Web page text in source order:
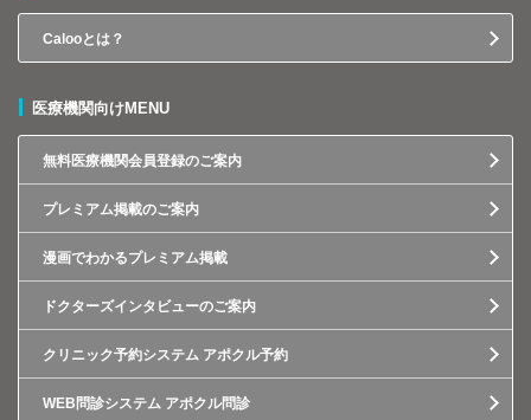
Calooとは？
医療機関向けMENU
無料医療機関会員登録のご案内
プレミアム掲載のご案内
漫画でわかるプレミアム掲載
ドクターズインタビューのご案内
クリニック予約システム アポクル予約
WEB問診システム アポクル問診